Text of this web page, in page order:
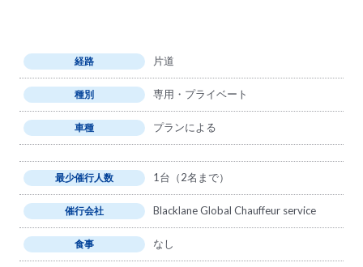
経路 片道
種別 専用・プライベート
車種 プランによる
最少催行人数 1台（2名まで）
催行会社 Blacklane Global Chauffeur service
食事 なし